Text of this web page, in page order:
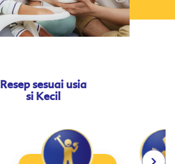
Resep sesuai usia
si Kecil